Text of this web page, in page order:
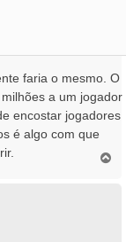
faria o mesmo. O
a um jogador
encostar jogadores
é algo com que